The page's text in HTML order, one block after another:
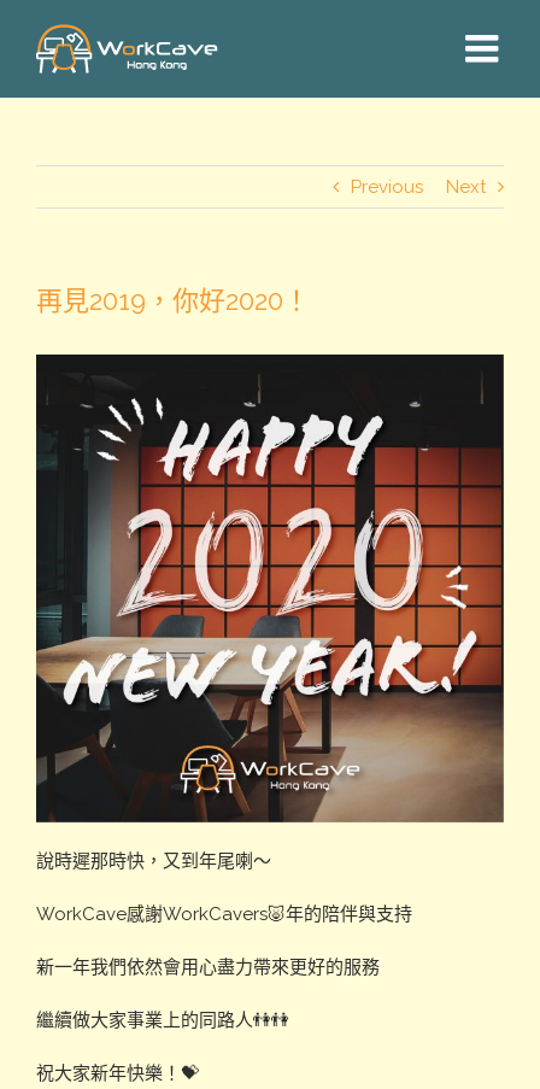
content
Previous Next
再見2019，你好2020！
說時遲那時快，又到年尾喇～
WorkCave感謝WorkCavers🐷年的陪伴與支持
新一年我們依然會用心盡力帶來更好的服務
繼續做大家事業上的同路人👫👫
祝大家新年快樂！💝